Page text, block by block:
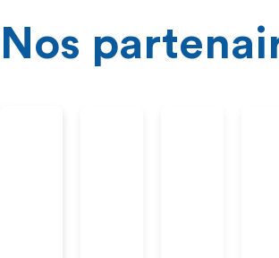
Nos